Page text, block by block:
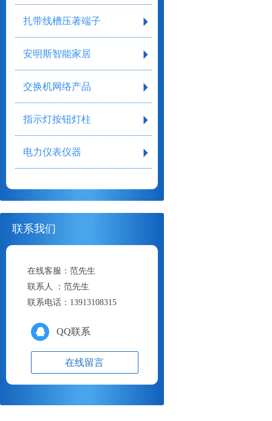
扎带线槽压著端子
安明斯智能家居
交换机网络产品
指示灯按钮灯柱
电力仪表仪器
联系我们
在线客服：范先生
联系人 ：范先生
联系电话： 13913108315
QQ联系
在线留言